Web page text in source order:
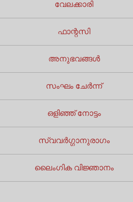
വേലക്കാരി
ഫാന്റസി
അനുഭവങ്ങൾ
സംഘം ചേർന്ന്
ഒളിഞ്ഞ് നോട്ടം
സ്വവർഗ്ഗാനുരാഗം
ലൈംഗിക വിജ്ഞാനം